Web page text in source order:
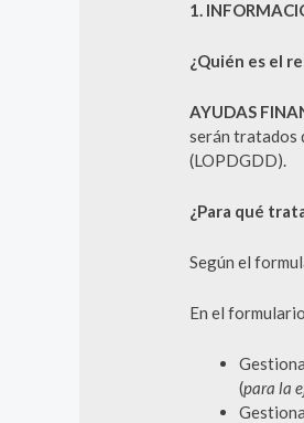
1.
¿Quién es el
AYUDAS
serán tratados
(LOPDGDD).
¿Para qué
Según el
En el formulario
(para la